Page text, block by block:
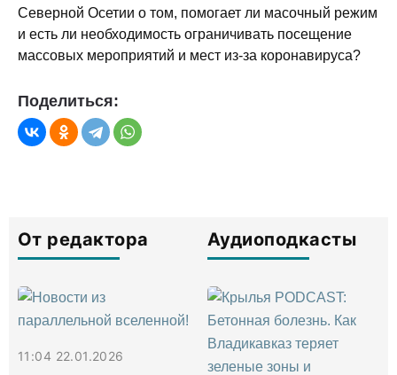
Северной Осетии о том, помогает ли масочный режим
и есть ли необходимость ограничивать посещение
массовых мероприятий и мест из-за коронавируса?
Поделиться:
От редактора
11:04 22.01.2026
Аудиоподкасты